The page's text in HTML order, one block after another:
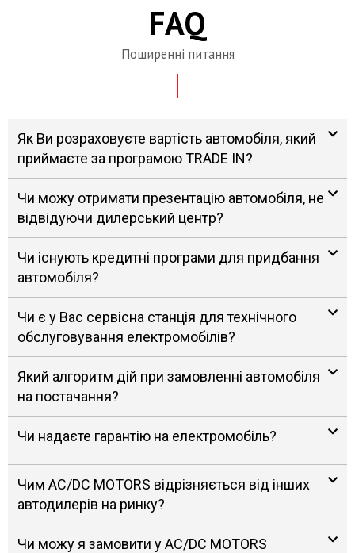
FAQ
Поширенні питання
Як Ви розраховуєте вартість автомобіля, який
приймаєте за програмою TRADE IN?
Чи можу отримати презентацію автомобіля, не
відвідуючи дилерський центр?
Чи існують кредитні програми для придбання
автомобіля?
Чи є у Вас сервісна станція для технічного
обслуговування електромобілів?
Який алгоритм дій при замовленні автомобіля
на постачання?
Чи надаєте гарантію на електромобіль?
Чим AC/DC MOTORS відрізняється від інших
автодилерів на ринку?
Чи можу я замовити у AC/DC MOTORS